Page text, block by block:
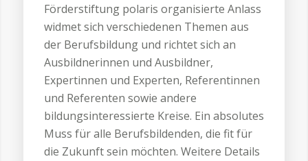
Förderstiftung polaris organisierte Anlass
widmet sich verschiedenen Themen aus
der Berufsbildung und richtet sich an
Ausbildnerinnen und Ausbildner,
Expertinnen und Experten, Referentinnen
und Referenten sowie andere
bildungsinteressierte Kreise. Ein absolutes
Muss für alle Berufsbildenden, die fit für
die Zukunft sein möchten. Weitere Details